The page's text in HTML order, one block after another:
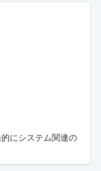
にシステム関連の